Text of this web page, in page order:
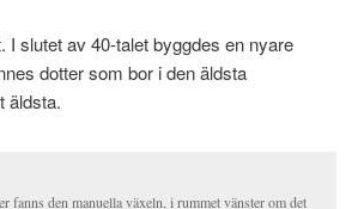
I slutet av 40-talet byggdes en nyare
dotter som bor i den äldsta
äldsta.
fanns den manuella växeln, i rummet vänster om det